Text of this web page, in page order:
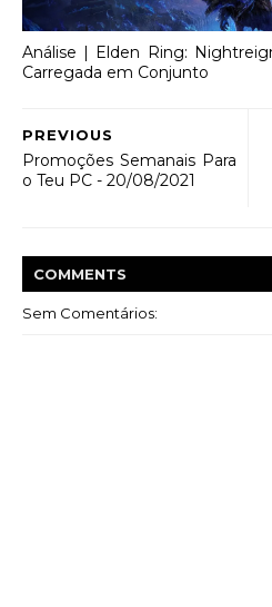
Análise | Elden Ring:
Carregada em Conjunto
PREVIOUS
Promoções Semanais Para
o Teu PC - 20/08/2021
COMMENTS
Sem Comentários: